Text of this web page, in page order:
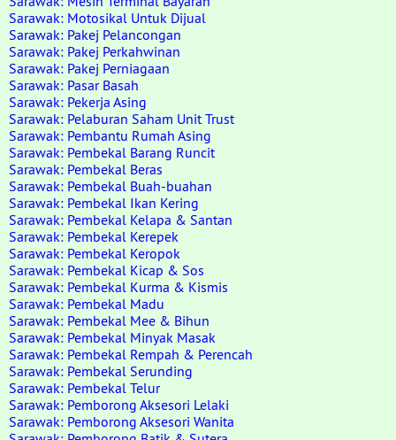
Sarawak: Motosikal Untuk Dijual
Sarawak: Pakej Pelancongan
Sarawak: Pakej Perkahwinan
Sarawak: Pakej Perniagaan
Sarawak: Pasar Basah
Sarawak: Pekerja Asing
Sarawak: Pelaburan Saham Unit Trust
Sarawak: Pembantu Rumah Asing
Sarawak: Pembekal Barang Runcit
Sarawak: Pembekal Beras
Sarawak: Pembekal Buah-buahan
Sarawak: Pembekal Ikan Kering
Sarawak: Pembekal Kelapa & Santan
Sarawak: Pembekal Kerepek
Sarawak: Pembekal Keropok
Sarawak: Pembekal Kicap & Sos
Sarawak: Pembekal Kurma & Kismis
Sarawak: Pembekal Madu
Sarawak: Pembekal Mee & Bihun
Sarawak: Pembekal Minyak Masak
Sarawak: Pembekal Rempah & Perencah
Sarawak: Pembekal Serunding
Sarawak: Pembekal Telur
Sarawak: Pemborong Aksesori Lelaki
Sarawak: Pemborong Aksesori Wanita